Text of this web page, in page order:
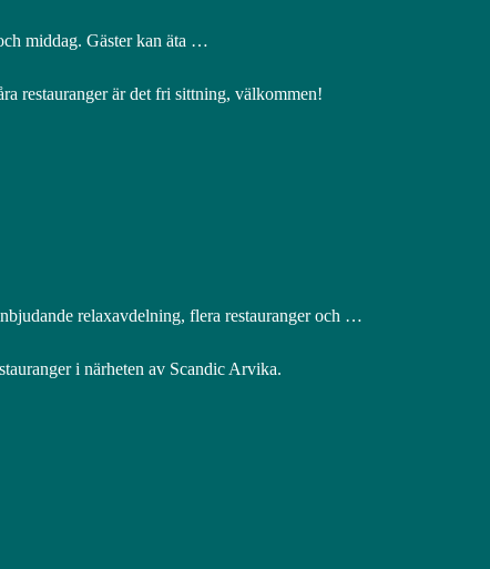
middag. Gäster kan äta …
restauranger är det fri sittning, välkommen!
relaxavdelning, flera restauranger och …
i närheten av Scandic Arvika.